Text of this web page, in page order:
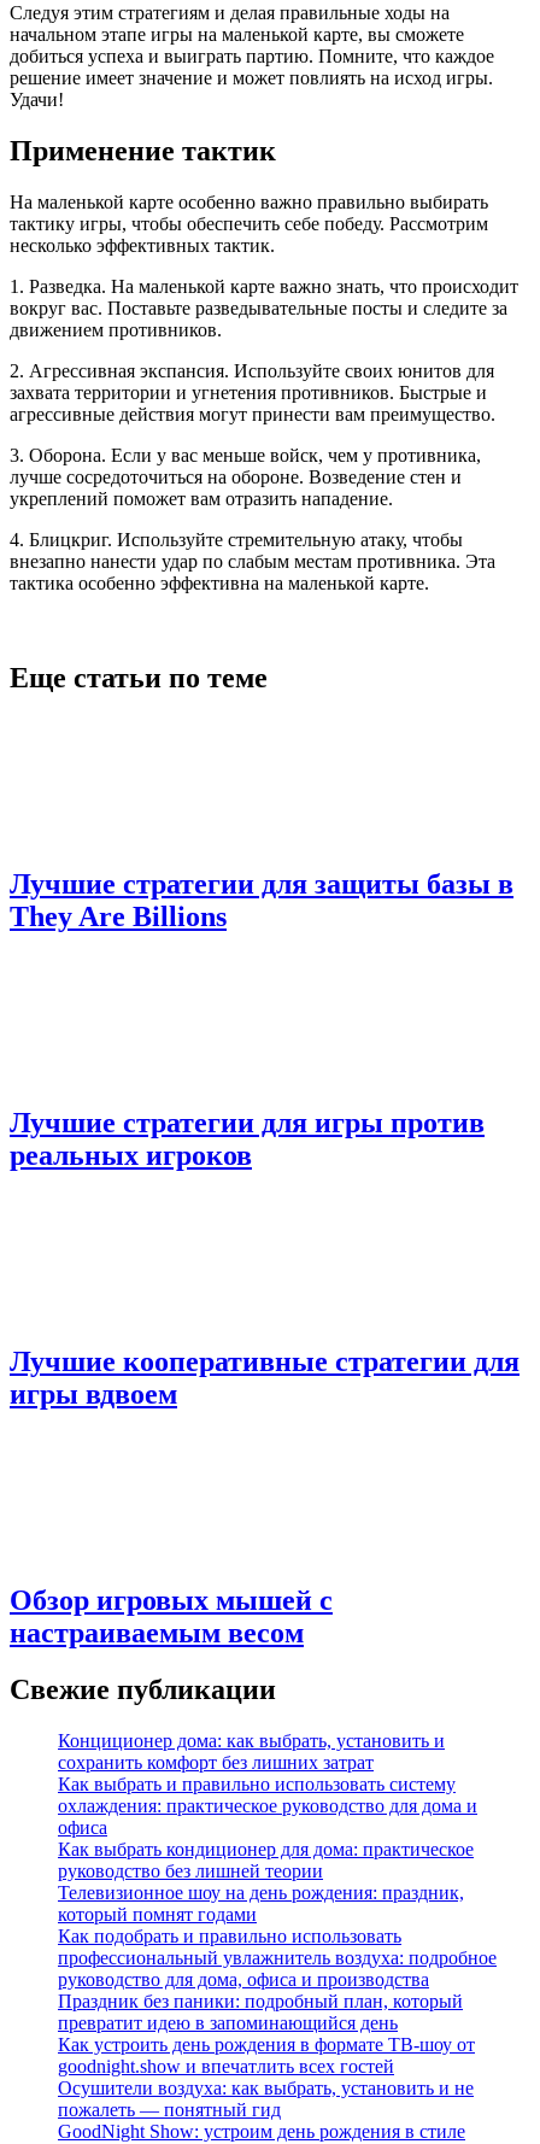
Следуя этим стратегиям и делая правильные ходы на
начальном этапе игры на маленькой карте, вы сможете
добиться успеха и выиграть партию. Помните, что каждое
решение имеет значение и может повлиять на исход игры.
Удачи!
Применение тактик
На маленькой карте особенно важно правильно выбирать
тактику игры, чтобы обеспечить себе победу. Рассмотрим
несколько эффективных тактик.
1. Разведка. На маленькой карте важно знать, что происходит
вокруг вас. Поставьте разведывательные посты и следите за
движением противников.
2. Агрессивная экспансия. Используйте своих юнитов для
захвата территории и угнетения противников. Быстрые и
агрессивные действия могут принести вам преимущество.
3. Оборона. Если у вас меньше войск, чем у противника,
лучше сосредоточиться на обороне. Возведение стен и
укреплений поможет вам отразить нападение.
4. Блицкриг. Используйте стремительную атаку, чтобы
внезапно нанести удар по слабым местам противника. Эта
тактика особенно эффективна на маленькой карте.
Еще статьи по теме
Лучшие стратегии для защиты базы в
They Are Billions
Лучшие стратегии для игры против
реальных игроков
Лучшие кооперативные стратегии для
игры вдвоем
Обзор игровых мышей с
настраиваемым весом
Свежие публикации
Конциционер дома: как выбрать, установить и
сохранить комфорт без лишних затрат
Как выбрать и правильно использовать систему
охлаждения: практическое руководство для дома и
офиса
Как выбрать кондиционер для дома: практическое
руководство без лишней теории
Телевизионное шоу на день рождения: праздник,
который помнят годами
Как подобрать и правильно использовать
профессиональный увлажнитель воздуха: подробное
руководство для дома, офиса и производства
Праздник без паники: подробный план, который
превратит идею в запоминающийся день
Как устроить день рождения в формате ТВ‑шоу от
goodnight.show и впечатлить всех гостей
Осушители воздуха: как выбрать, установить и не
пожалеть — понятный гид
GoodNight Show: устроим день рождения в стиле